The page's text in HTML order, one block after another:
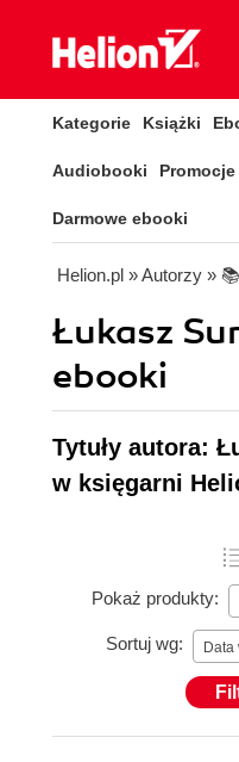
Kategorie Książki
Audiobooki Promocje
Darmowe ebooki
Helion.pl » Autorzy » 📚
Łukasz
ebooki
Tytuły autora:
w księgarni
Pokaż produkty:
Sortuj wg: Data